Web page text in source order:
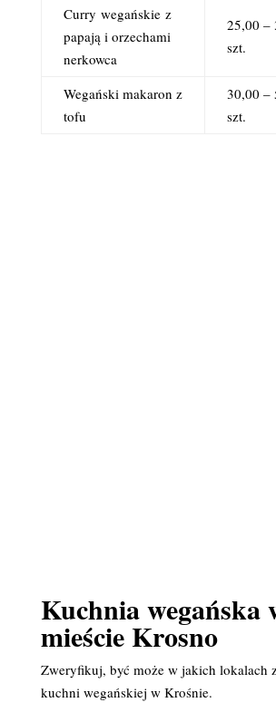
Curry wegańskiez
papają i orzechami
nerkowca
25,00 –
szt.
Wegański makaron z
tofu
30,00 –
szt.
Kuchnia wegańska
mieście Krosno
Zweryfikuj, być może w jakich lokalach
kuchni wegańskiej w Krośnie.